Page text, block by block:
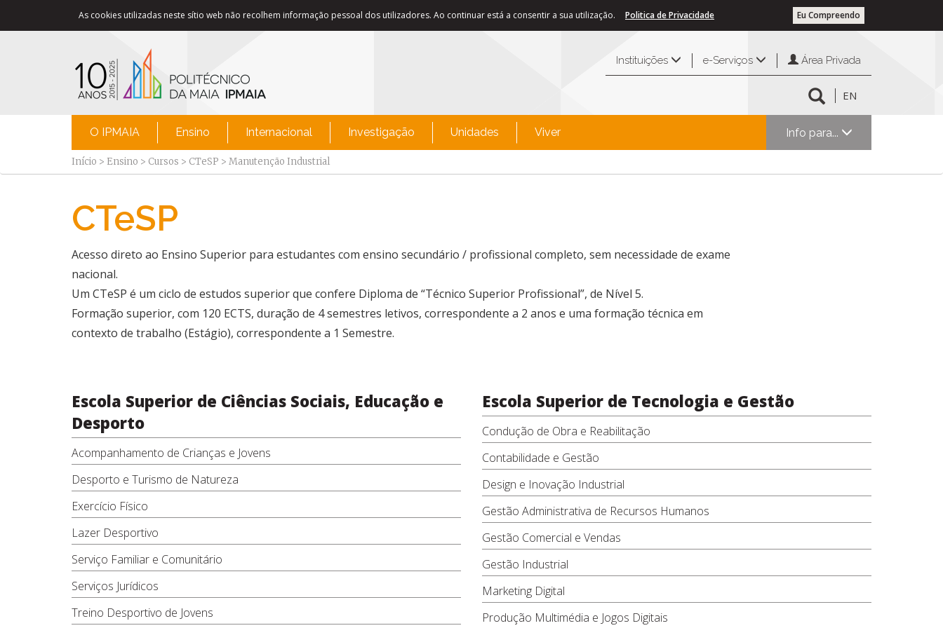
As cookies utilizadas neste sítio web não recolhem informação pessoal dos utilizadores. Ao continuar está a consentir a sua utilização. Eu Compreendo
Politica de Privacidade
Instituições e-Serviços Área Privada
EN
O IPMAIA Ensino Internacional Investigação Unidades Viver Info para...
Início > Ensino > Cursos > CTeSP > Manutenção Industrial
CTeSP
Acesso direto ao Ensino Superior para estudantes com ensino secundário / profissional completo, sem necessidade de exame
nacional.
Um CTeSP é um ciclo de estudos superior que confere Diploma de “Técnico Superior Profissional”, de Nível 5.
​Formação superior, com 120 ECTS, duração de 4 semestres letivos, correspondente a 2 anos e uma formação técnica em
contexto de trabalho (Estágio), correspondente a 1 Semestre.​
Escola Superior de Ciências Sociais, Educação e
Desporto
Acompanhamento de Crianças e Jovens
Desporto e Turismo de Natureza
Exercício Físico
Lazer Desportivo
Serviço Familiar e Comunitário
Serviços Jurídicos
Treino Desportivo de Jovens
Escola Superior de Tecnologia e Gestão
Condução de Obra e Reabilitação
Contabilidade e Gestão
Design e Inovação Industrial
Gestão Administrativa de Recursos Humanos
Gestão Comercial e Vendas
Gestão Industrial
Marketing Digital
Produção Multimédia e Jogos Digitais